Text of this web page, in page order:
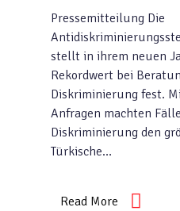
Pressemitteilung Die
stellt in ihrem neuen
Rekordwert bei
Diskriminierung fest.
Anfragen machten
Diskriminierung den
Türkische…
Read More